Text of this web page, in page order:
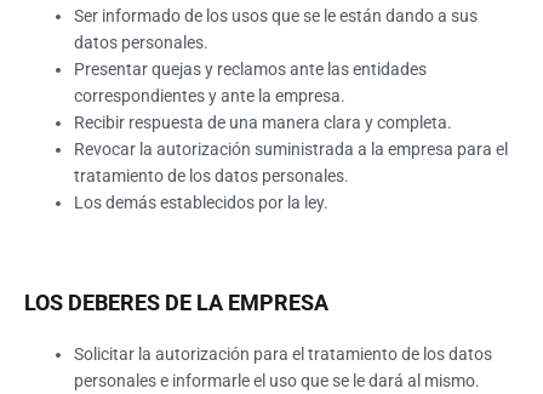
Ser informado de los usos que se le están dando a sus
datos personales.
Presentar quejas y reclamos ante las entidades
correspondientes y ante la empresa.
Recibir respuesta de una manera clara y completa.
Revocar la autorización suministrada a la empresa para el
tratamiento de los datos personales.
Los demás establecidos por la ley.
LOS DEBERES DE LA EMPRESA
Solicitar la autorización para el tratamiento de los datos
personales e informarle el uso que se le dará al mismo.